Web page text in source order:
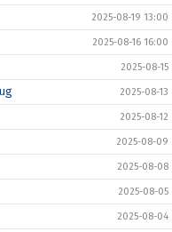
2025-08-19 13:00
2025-08-16 16:00
2025-08-15
2025-08-13
2025-08-12
2025-08-09
2025-08-08
2025-08-05
2025-08-04